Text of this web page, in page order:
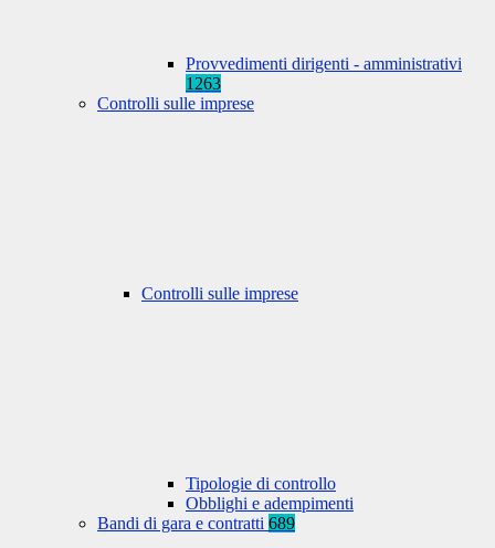
Provvedimenti dirigenti - amministrativi
1263
Controlli sulle imprese
Controlli sulle imprese
Tipologie di controllo
Obblighi e adempimenti
Bandi di gara e contratti 689